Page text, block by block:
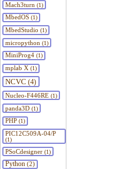
Mach3turn (1)
MbedOS(1)
MbedStudio (1)
micropython (1)
MiniProg4(1)
mplab X(1)
NCVC (4)
Nucleo-F446RE(1)
panda3D(1)
PHP(1)
PIC12C509A-04/P
(1)
PSoCdesigner(1)
Python (2)